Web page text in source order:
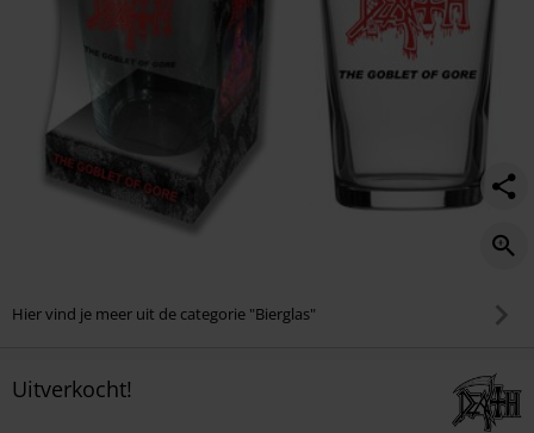
Hier vind je meer uit de categorie "Bierglas"
Uitverkocht!